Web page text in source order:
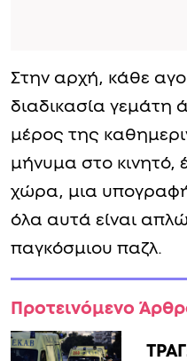
Στην αρχή, κάθε
διαδικασία γεμάτη
μέρος της
μήνυμα στο κινητό,
χώρα, μια
όλα αυτά είναι
παγκόσμιου παζλ.
Προτεινόμενο